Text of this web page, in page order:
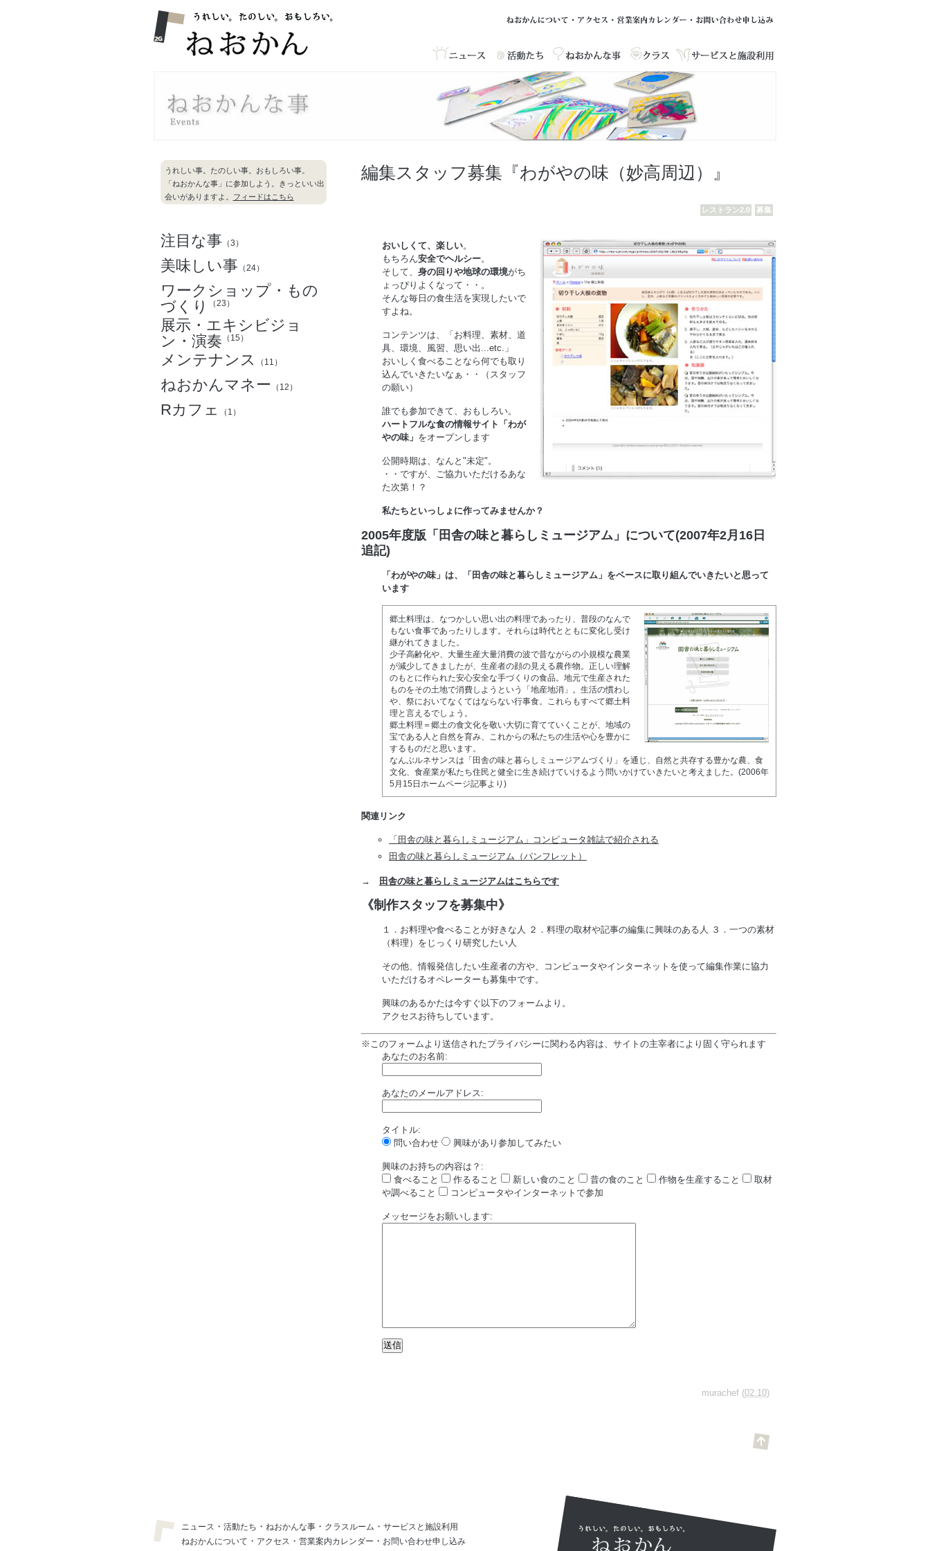
うれしい事。たのしい事。おもしろい事。
「ねおかんな事」に参加しよう。きっといい出
会いがありますよ。
フィードはこちら
注目な事 （3）
美味しい事 （24）
ワークショップ・もの
づくり （23）
展示・エキシビジョ
ン・演奏 （15）
メンテナンス （11）
ねおかんマネー （12）
Rカフェ （1）
編集スタッフ募集『わがやの味（妙高周辺）』
レストラン2.0 募集
おいしくて、楽しい。
もちろん安全でヘルシー。
そして、 身の回りや地球の環境がち
ょっぴりよくなって・・。
そんな毎日の食生活を実現したいで
すよね。
コンテンツは、「お料理、素材、道
具、環境、風習、思い出...etc.」
おいしく食べることなら何でも取り
込んでいきたいなぁ・・（スタッフ
の願い）
誰でも参加できて、おもしろい。
ハートフルな食の情報サイト「わが
やの味」 をオープンします
公開時期は、なんと"未定"。
・・ですが、ご協力いただけるあな
た次第！？
私たちといっしょに作ってみませんか？
2005年度版「田舎の味と暮らしミュージアム」について(2007年2月16日
追記)
「わがやの味」は、「田舎の味と暮らしミュージアム」をベースに取り組んでいきたいと思って
います
郷土料理は、なつかしい思い出の料理であったり、普段のなんで
もない食事であったりします。それらは時代とともに変化し受け
継がれてきました。
少子高齢化や、大量生産大量消費の波で昔ながらの小規模な農業
が減少してきましたが、生産者の顔の見える農作物。正しい理解
のもとに作られた安心安全な手づくりの食品。地元で生産された
ものをその土地で消費しようという「地産地消」。生活の慣わし
や、祭においてなくてはならない行事食。これらもすべて郷土料
理と言えるでしょう。
郷土料理＝郷土の食文化を敬い大切に育てていくことが、地域の
宝である人と自然を育み、これからの私たちの生活や心を豊かに
するものだと思います。
なんぶルネサンスは「田舎の味と暮らしミュージアムづくり」を通じ、自然と共存する豊かな農、食
文化、食産業が私たち住民と健全に生き続けていけるよう問いかけていきたいと考えました。(2006年
5月15日ホームページ記事より)
関連リンク
「田舎の味と暮らしミュージアム」コンピュータ雑誌で紹介される
田舎の味と暮らしミュージアム（パンフレット）
→ 田舎の味と暮らしミュージアムはこちらです
《制作スタッフを募集中》
１．お料理や食べることが好きな人 ２．料理の取材や記事の編集に興味のある人 ３．一つの素材
（料理）をじっくり研究したい人
その他、情報発信したい生産者の方や、コンピュータやインターネットを使って編集作業に協力
いただけるオペレーターも募集中です。
興味のあるかたは今すぐ以下のフォームより。
アクセスお待ちしています。
※このフォームより送信されたプライバシーに関わる内容は、サイトの主宰者により固く守られます
あなたのお名前:
あなたのメールアドレス:
タイトル:
問い合わせ
興味があり参加してみたい
興味のお持ちの内容は？:
食べること
作るること 新しい食のこと 昔の食のこと 作物を生産すること
取材
や調べること
コンピュータやインターネットで参加
メッセージをお願いします:
murachef (02.10)
ニュース ・ 活動たち ・ ねおかんな事 ・ クラスルーム ・ サービスと施設利用
ねおかんについて ・ アクセス ・ 営業案内カレンダー ・ お問い合わせ申し込み